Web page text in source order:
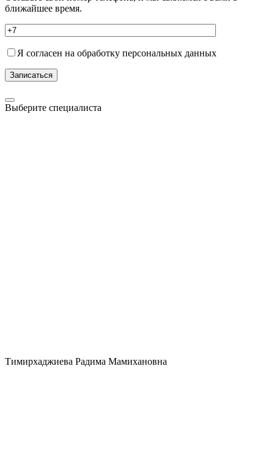
ближайшее время.
Я согласен на обработку персональных данных
Записаться
Выберите специалиста
Тимирхаджиева Радима Мамихановна